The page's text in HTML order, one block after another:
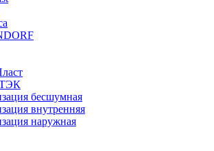
бесшумная
внутренняя
наружная